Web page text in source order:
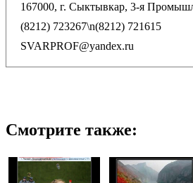
167000, г. Сыктывкар, 3-я
(8212) 723267\n(8212) 721615
SVARPROF@yandex.ru
Смотрите также: